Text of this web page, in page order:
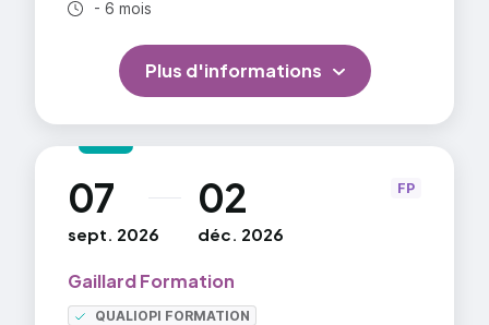
Durée totale :
- 6 mois
Plus d'informations
07
sept. 2026
au 02
déc. 2026
Gaillard Formation
QUALIOPI FORMATION
FP